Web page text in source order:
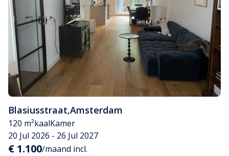
Blasiusstraat,Amsterdam
120 m²kaalKamer
20 Jul 2026 - 26 Jul 2027
€ 1.100/maand incl.